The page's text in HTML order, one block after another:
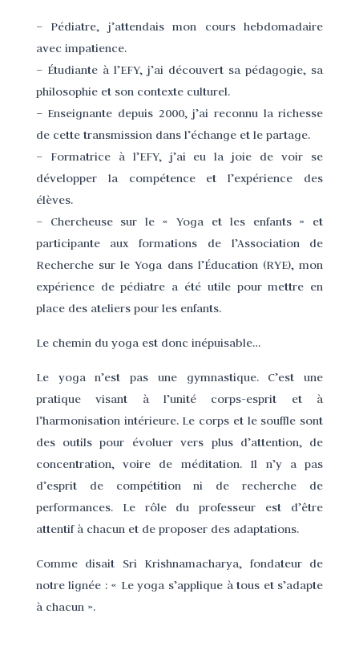
– Pédiatre, j’attendais mon cours hebdomadaire
avec impatience.
– Étudiante à l’EFY, j’ai découvert sa pédagogie, sa
philosophie et son contexte culturel.
– Enseignante depuis 2000, j’ai reconnu la richesse
de cette transmission dans l’échange et le partage.
– Formatrice à l’EFY, j’ai eu la joie de voir se
développer la compétence et l’expérience des
élèves.
– Chercheuse sur le « Yoga et les enfants » et
participante aux formations de l’Association de
Recherche sur le Yoga dans l’Éducation (RYE), mon
expérience de pédiatre a été utile pour mettre en
place des ateliers pour les enfants.
Le chemin du yoga est donc inépuisable…
Le yoga n’est pas une gymnastique. C’est une
pratique visant à l’unité corps-esprit et à
l’harmonisation intérieure. Le corps et le souffle sont
des outils pour évoluer vers plus d’attention, de
concentration, voire de méditation. Il n’y a pas
d’esprit de compétition ni de recherche de
performances. Le rôle du professeur est d’être
attentif à chacun et de proposer des adaptations.
Comme disait Sri Krishnamacharya, fondateur de
notre lignée : « Le yoga s’applique à tous et s’adapte
à chacun ».